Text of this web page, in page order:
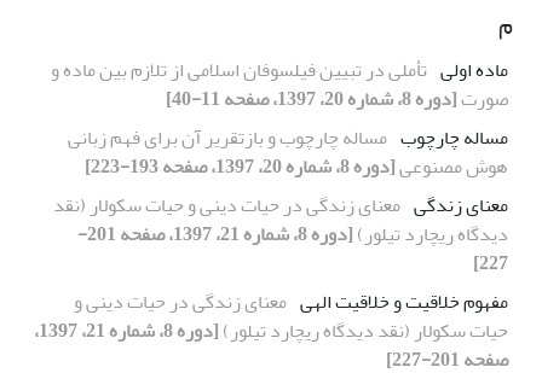
م
ماده اولی تأملی در تبیین فیلسوفان اسلامی از تلازم بین ماده و
صورت[دوره 8، شماره 20، 1397، صفحه 11-40]
مساله چارچوب مساله چارچوب و بازتقریر آن برای فهم زبانی
هوش مصنوعی[دوره 8، شماره 20، 1397، صفحه 193-223]
معنای زندگی معنای زندگی در حیات دینی و حیات سکولار (نقد
دیدگاه ریچارد تیلور)
[دوره 8، شماره 21، 1397، صفحه 201-
227]
مفهوم خلاقیت و خلاقیت الهی معنای زندگی در حیات دینی و
حیات سکولار (نقد دیدگاه ریچارد تیلور)
[دوره 8، شماره 21، 1397،
صفحه 201-227]